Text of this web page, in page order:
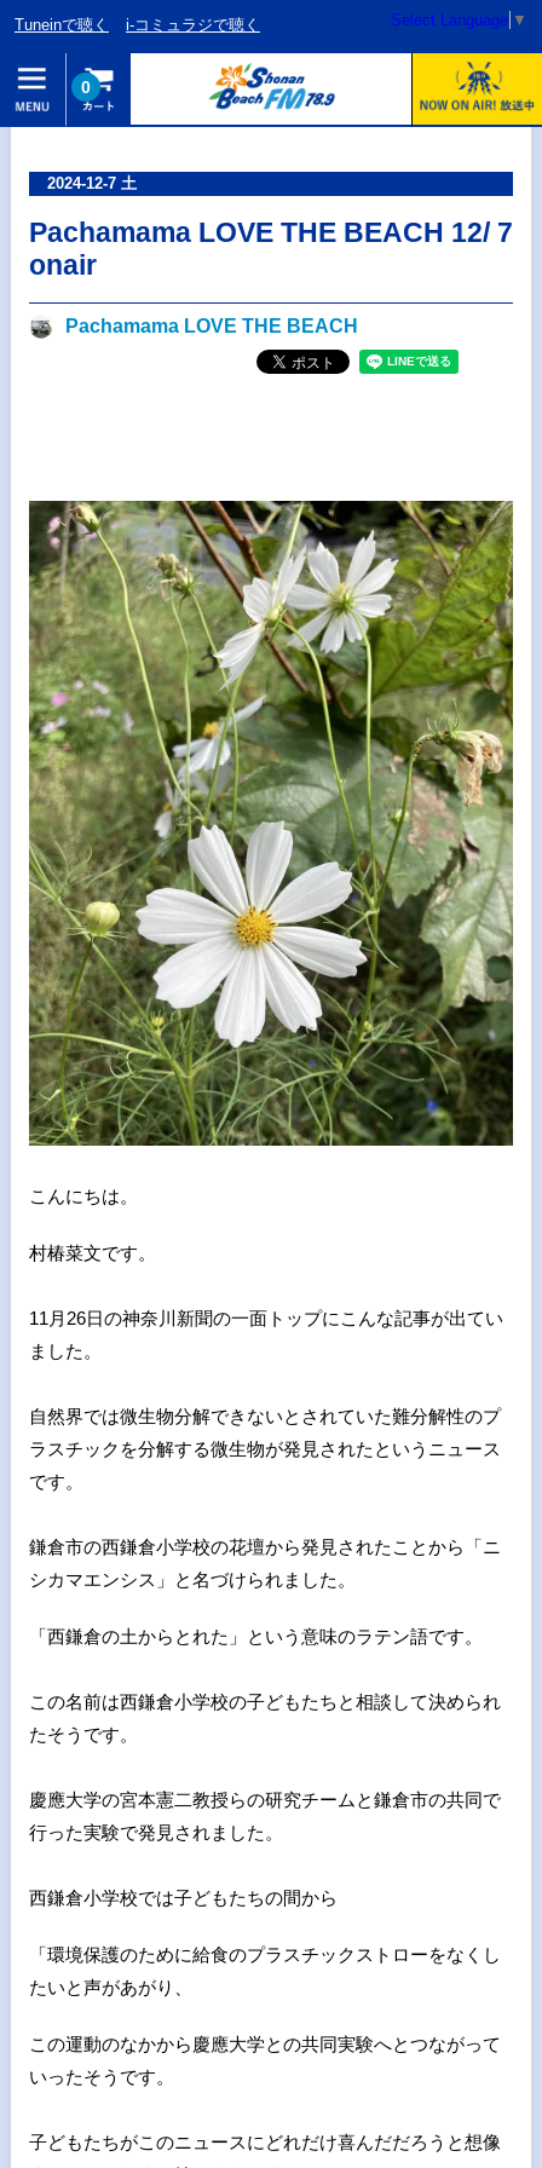
Tuneinで聴く i-コミュラジで聴く Select Language ▼
0
2024-12-7 土
Pachamama LOVE THE BEACH 12/ 7
onair
Pachamama LOVE THE BEACH
こんにちは。
村椿菜文です。
11月26日の神奈川新聞の一面トップにこんな記事が出てい
ました。
自然界では微生物分解できないとされていた難分解性のプ
ラスチックを分解する微生物が発見されたというニュース
です。
鎌倉市の西鎌倉小学校の花壇から発見されたことから「ニ
シカマエンシス」と名づけられました。
「西鎌倉の土からとれた」 という意味のラテン語です。
この名前は西鎌倉小学校の子どもたちと相談して決められ
たそうです。
慶應大学の宮本憲二教授らの研究チームと鎌倉市の共同で
行った実験で発見されました。
西鎌倉小学校では子どもたちの間から
「環境保護のために給食のプラスチックストローをなくし
たいと声があがり、
この運動のなかから慶應大学との共同実験へとつながって
いったそうです。
子どもたちがこのニュースにどれだけ喜んだだろうと想像